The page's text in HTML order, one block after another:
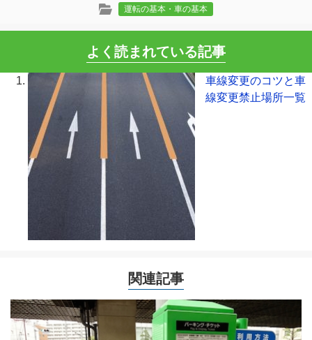
運転の基本・車の基本
よく読まれている記事
車線変更のコツと車
線変更禁止場所一覧
関連記事